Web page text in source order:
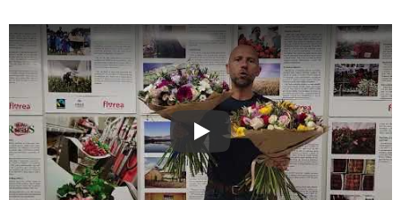
Proč jsou květiny z Florea